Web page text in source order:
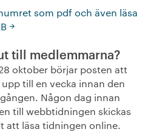
som pdf och även läsa
till medlemmarna?
oktober börjar posten att
till en vecka innan den
Någon dag innan
till webbtidningen skickas
att läsa tidningen online.